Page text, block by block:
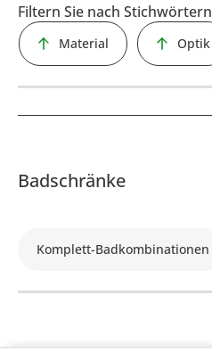
Filtern Sie nach Stichwörtern
Material Optik
Badschränke
Komplett-Badkombinationen